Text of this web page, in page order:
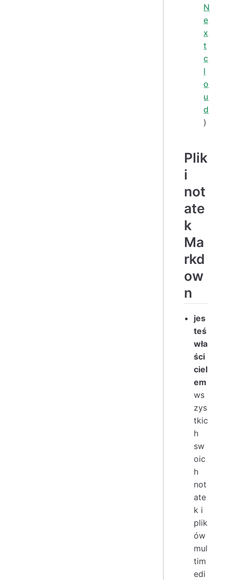
N
e
x
t
c
l
o
u
d
)
Plik
i
not
ate
k
Ma
rkd
ow
n
jes
teś
wła
ści
ciel
em
ws
zys
tkic
h
sw
oic
h
not
ate
k i
plik
ów
mul
tim
edi